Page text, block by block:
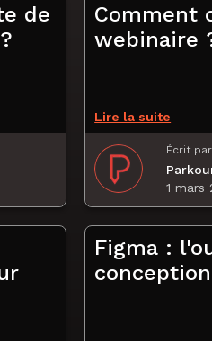
de
Comment
webinaire
Lire la suite
Écrit par
1 mars
Figma :